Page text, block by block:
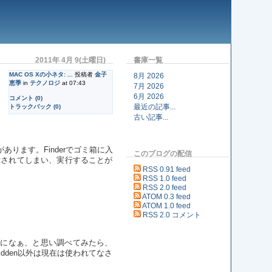
2011年 4月 9(土曜日)
MAC OS Xの小ネタ: ... 投稿者 金子
恵季in テクノロジat 07:43
コメント (0)
トラックバック (0)
ります。Finderでゴミ箱に入
れてしまい、実行することが
なぁ、と思い調べてみたら、
以外は現在は使われてなさ
書庫一覧
8月 2026
7月 2026
6月 2026
最近の記事...
古い記事...
このブログの配信
RSS 0.91 feed
RSS 1.0 feed
RSS 2.0 feed
ATOM 0.3 feed
ATOM 1.0 feed
RSS 2.0 コメント